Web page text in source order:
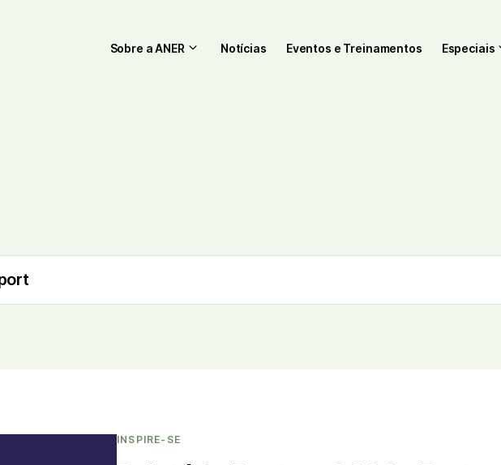
Sobre a ANER Notícias Eventos e Treinamentos Especiais
INSPIRE-SE